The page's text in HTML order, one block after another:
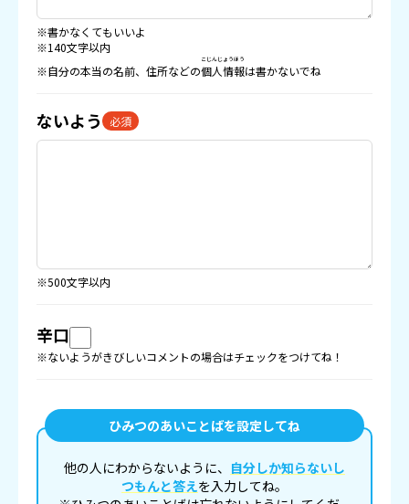
※書かなくてもいいよ
※140文字以内
※自分の本当の名前、住所などの個人情報
こじんじょうほう
は書かないでね
ないよう 必須
※500文字以内
辛口
※ないようがきびしいコメントの場合はチェックをつけてね！
ひみつのあいことばを設定してね
他の人にわからないように、 自分しか知らないし
つもんと答えを入力してね。